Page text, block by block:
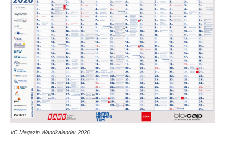
VC Magazin Wandkalender 2026